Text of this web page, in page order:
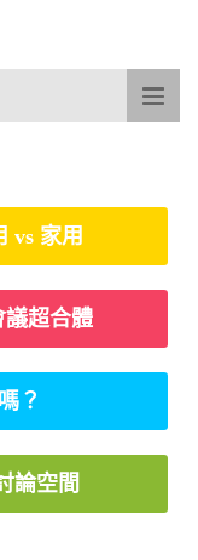
vs 家用
議超合體
？
論空間